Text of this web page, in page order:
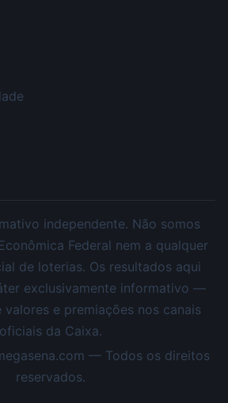
independente. Não somos
Federal nem a qualquer
de loterias. Os resultados aqui
exclusivamente informativo —
valores e premiações nos canais
oficiais da Caixa.
— Todos os direitos
reservados.